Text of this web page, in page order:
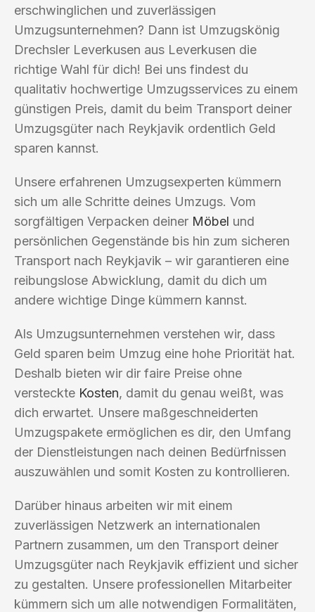
erschwinglichen und zuverlässigen
Umzugsunternehmen? Dann ist Umzugskönig
Drechsler Leverkusen aus Leverkusen die
richtige Wahl für dich! Bei uns findest du
qualitativ hochwertige Umzugsservices zu einem
günstigen Preis, damit du beim Transport deiner
Umzugsgüter nach Reykjavik ordentlich Geld
sparen kannst.
Unsere erfahrenen Umzugsexperten kümmern
sich um alle Schritte deines Umzugs. Vom
sorgfältigen Verpacken deiner Möbel und
persönlichen Gegenstände bis hin zum sicheren
Transport nach Reykjavik – wir garantieren eine
reibungslose Abwicklung, damit du dich um
andere wichtige Dinge kümmern kannst.
Als Umzugsunternehmen verstehen wir, dass
Geld sparen beim Umzug eine hohe Priorität hat.
Deshalb bieten wir dir faire Preise ohne
versteckte Kosten, damit du genau weißt, was
dich erwartet. Unsere maßgeschneiderten
Umzugspakete ermöglichen es dir, den Umfang
der Dienstleistungen nach deinen Bedürfnissen
auszuwählen und somit Kosten zu kontrollieren.
Darüber hinaus arbeiten wir mit einem
zuverlässigen Netzwerk an internationalen
Partnern zusammen, um den Transport deiner
Umzugsgüter nach Reykjavik effizient und sicher
zu gestalten. Unsere professionellen Mitarbeiter
kümmern sich um alle notwendigen Formalitäten,